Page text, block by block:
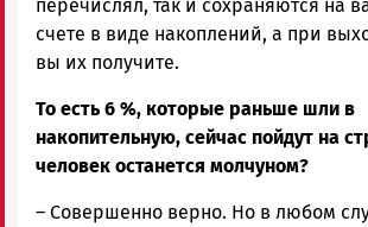
перечислял, так и сохраняются на
счете в виде накоплений, а при
вы их получите.
То есть 6 %, которые раньше шли в
накопительную, сейчас пойдут на
человек останется молчуном?
– Совершенно верно. Но в любом